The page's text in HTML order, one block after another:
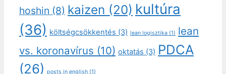
hoshin (8) kaizen (20) kultúra
(36) költségcsökkentés (3) lean logisztika (1) lean
vs. koronavírus (10) oktatás (3) PDCA
(26) posts in english (1)